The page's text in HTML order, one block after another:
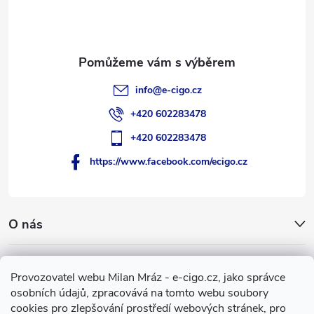
Provozovatel webu Milan Mráz - e-cigo.cz, jako správce
osobních údajů, zpracovává na tomto webu soubory
cookies pro zlepšování prostředí webových stránek, pro
O nás
Facebook
info@e-cigo.cz
+420 602283478
+420 602283478
https://www.facebook.com/ecigo.cz